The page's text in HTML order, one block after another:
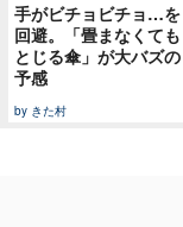
手がビチョビチョ…を
回避。「畳まなくても
とじる傘」が大バズの
予感
by きた村